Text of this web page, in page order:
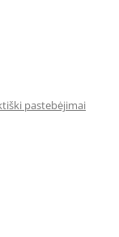
pastebėjimai